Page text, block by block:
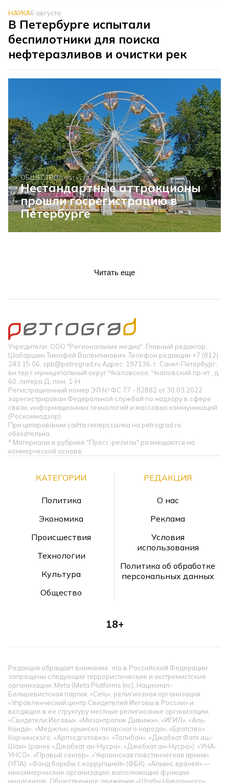
НАУКА6 августа
В Петербурге испытали
беспилотники для поиска
нефтеразливов и очистки рек
ОБЩЕСТВО6 августа
Нестандартные аттракционы
прошли госрегистрацию в
Петербурге
Читать еще
Учредители: ООО "Региональные медиа". Главный редактор:
Шабаршин Тимофей Валентинович. Телефон редакции +7 (812)
243 15 06, spb@petrograd.ru Адрес: 197136, г. Санкт-Петербург,
вн.тер.г.муниципальный округ Чкаловское, Чкаловский пр-кт., д.
60, литера Д, пом. 1-Н
Регистрационный номер ЭЛ № ФС 77 - 82882 от 30.03.2022
зарегистрирован Федеральной службой по надзору в сфере
связи, информационных технологий и массовых коммуникаций
(Роскомнадзор).
При цитировании сайта гиперссылка на petrograd.ru
обязательна.
* Материалы в рубрике "Пресс-релизы" размещаются на
коммерческой основе.
КАТЕГОРИИ
Политика
Экономика
Происшествия
Технологии
Культура
Общество
РЕДАКЦИЯ
О нас
Реклама
Условия
использования
Политика об обработке
персональных данных
18+
Редакция обращает внимание, что в Российской Федерации
запрещены следующие террористические и экстремистские
организации: Meta (Meta Platforms Inc), Национал-
Большевистская партия, «Сеть», религиозная организация
«Управленческий центр Свидетелей Иеговы в России» и
входящие в ее структуру местные религиозные организации,
«Свидетели Иеговы», «Мизантропик Дивижн», «ИГИЛ», «Аль-
Каида», «Меджлис крымско-татарского народа», «Братство»
Корчинского, «Артподготовка», «Талибан», «Джабхат Фатх аш-
Шам» (ранее «Джабхат ан-Нусра», «Джебхат ан-Нусра»), «УНА-
УНСО», «Правый сектор», «Украинская повстанческая армия»
(УПА). «Фонд борьбы с коррупцией» (ФБК), «Альянс врачей» —
некоммерческие организации, выполняющие функции
иноагентов. Общественное движение «Штабы Навального»